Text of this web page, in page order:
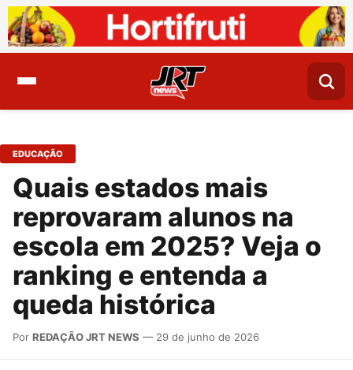
EDUCAÇÃO
Quais estados mais
reprovaram alunos na
escola em 2025? Veja o
ranking e entenda a
queda histórica
Por REDAÇÃO JRT NEWS — 29 de junho de 2026